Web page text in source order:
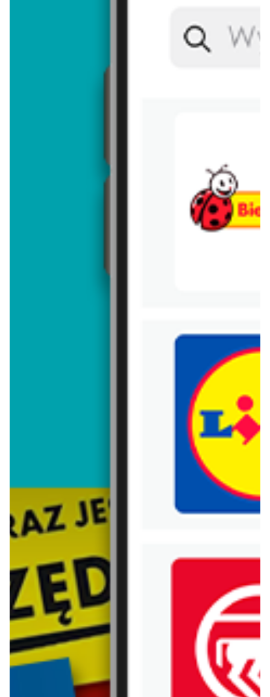
Trafiłeś na nieaktualną gazetkę
Zobacz aktualne gazetki Blix!
aktualna
POLOmarket
już za 1 dzień
WIĘCEJ GAZETEK